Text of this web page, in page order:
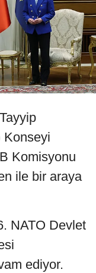
Konseyi
Komisyonu
ile bir araya
NATO Devlet
ediyor.